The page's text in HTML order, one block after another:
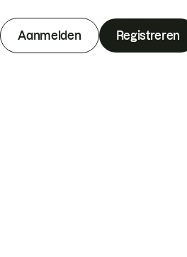
Aanmelden Registreren